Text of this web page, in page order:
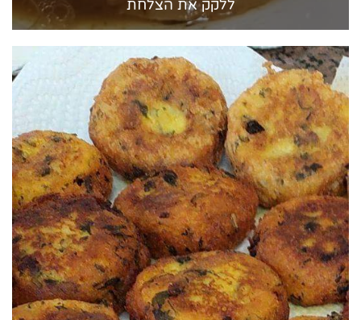
ללקק את הצלחת